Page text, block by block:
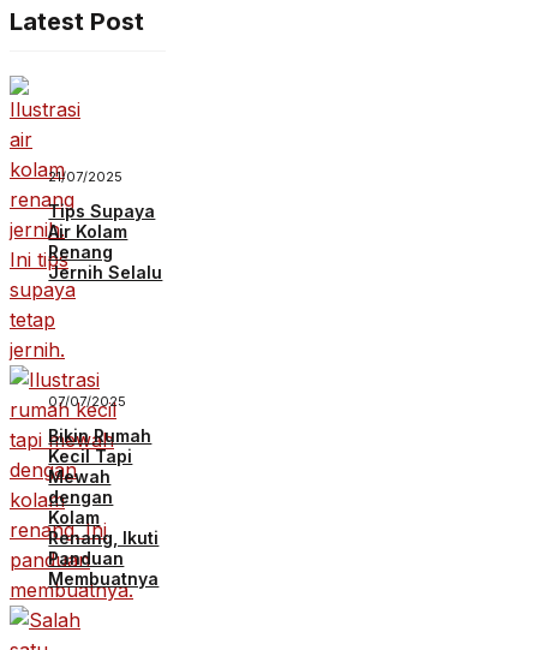
Latest Post
21/07/2025
Tips Supaya
Air Kolam
Renang
Jernih Selalu
07/07/2025
Bikin Rumah
Kecil Tapi
Mewah
dengan
Kolam
Renang, Ikuti
Panduan
Membuatnya